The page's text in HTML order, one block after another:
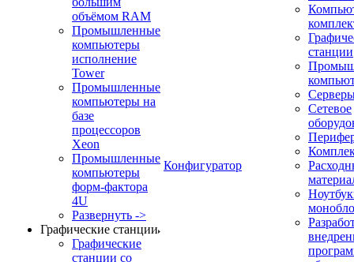
объёмом RAM
Промышленные
компьютеры
исполнение
Tower
Промышленные
компьютеры на
базе
процессоров
Xeon
Промышленные
компьютеры
форм-фактора
4U
Развернуть ->
Графические станции
Графические
станции со
Конфигуратор
станции
Сетевое